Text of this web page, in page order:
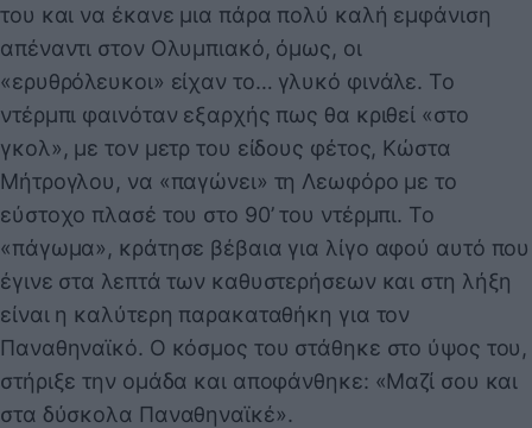
του και να έκανε μια πάρα πολύ καλή εμφάνιση
απέναντι στον Ολυμπιακό, όμως, οι
«ερυθρόλευκοι» είχαν το… γλυκό φινάλε. Το
ντέρμπι φαινόταν εξαρχής πως θα κριθεί «στο
γκολ», με τον μετρ του είδους φέτος, Κώστα
Μήτρογλου, να «παγώνει» τη Λεωφόρο με το
εύστοχο πλασέ του στο 90’ του ντέρμπι. Το
«πάγωμα», κράτησε βέβαια για λίγο αφού αυτό που
έγινε στα λεπτά των καθυστερήσεων και στη λήξη
είναι η καλύτερη παρακαταθήκη για τον
Παναθηναϊκό. Ο κόσμος του στάθηκε στο ύψος του,
στήριξε την ομάδα και αποφάνθηκε: «Μαζί σου και
στα δύσκολα Παναθηναϊκέ».